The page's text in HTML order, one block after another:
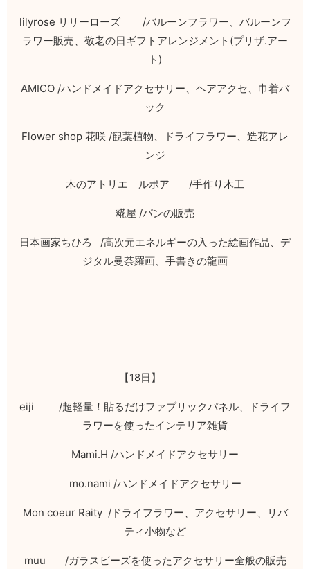
lilyrose リリーローズ/バルーンフラワー、バルーンフ
ラワー販売、敬老の日ギフトアレンジメント (プリザ.アー
ト )
AMICO /ハンドメイドアクセサリー、ヘアアクセ、巾着バ
ック
Flower shop 花咲 /観葉植物、ドライフラワー、造花アレ
ンジ
木のアトリエ ルボア /手作り木工
糀屋 /パンの販売
日本画家ちひろ /高次元エネルギーの入った絵画作品、デ
ジタル曼荼羅画、手書きの龍画
【18日】
eiji /超軽量！貼るだけファブリックパネル、ドライフ
ラワーを使ったインテリア雑貨
Mami.H /ハンドメイドアクセサリー
mo.nami /ハンドメイドアクセサリー
Mon coeur Raity /ドライフラワー、アクセサリー、リバ
ティ小物など
muu /ガラスビーズを使ったアクセサリー全般の販売